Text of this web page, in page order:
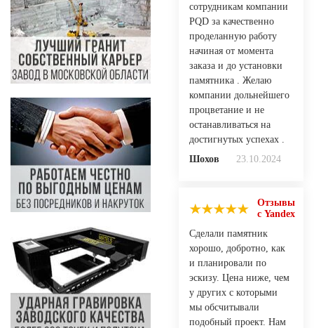
сотрудникам компании
PQD за качественно
проделанную работу
начиная от момента
заказа и до установки
памятника . Желаю
компании дольнейшего
процветание и не
останавливаться на
достигнутых успехах .
Шохов
23.10.2024
Отзывы
с Yandex
Сделали памятник
хорошо, добротно, как
и планировали по
эскизу. Цена ниже, чем
у других с которыми
мы обсчитывали
подобный проект. Нам